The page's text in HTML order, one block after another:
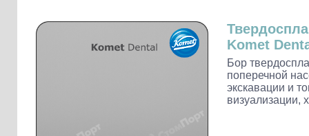
Наконечники и переходники KaVo
Komet
Бор
поперечной
экскавации и
визуализации,